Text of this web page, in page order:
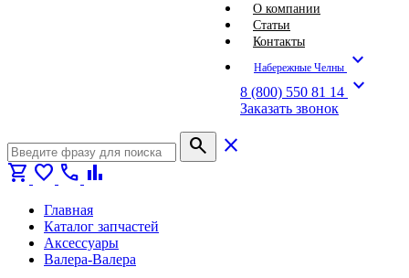
О компании
Статьи
Контакты
Набережные Челны expand_more
8 (800) 550 81 14 expand_more
Заказать звонок
search
close
shopping_cart favorite call bar_chart
Главная
Каталог запчастей
Аксессуары
Валера-Валера